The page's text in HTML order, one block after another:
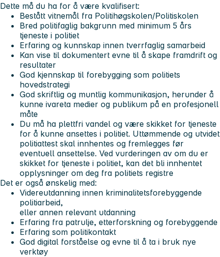
Dette må du ha for å være kvalifisert:
Bestått vitnemål fra Politihøgskolen/Politiskolen
Bred politifaglig bakgrunn med minimum 5 års
tjeneste i politiet
Erfaring og kunnskap innen tverrfaglig samarbeid
Kan vise til dokumentert evne til å skape framdrift og
resultater
God kjennskap til forebygging som politiets
hovedstrategi
God skriftlig og muntlig kommunikasjon, herunder å
kunne ivareta medier og publikum på en profesjonell
måte
Du må ha plettfri vandel og være skikket for tjeneste
for å kunne ansettes i politiet. Uttømmende og utvidet
politiattest skal innhentes og fremlegges før
eventuell ansettelse. Ved vurderingen av om du er
skikket for tjeneste i politiet, kan det bli innhentet
opplysninger om deg fra politiets registre
Det er også ønskelig med:
Videreutdanning innen kriminalitetsforebyggende
politiarbeid,
eller annen relevant utdanning
Erfaring fra patrulje, etterforskning og forebyggende
Erfaring som politikontakt
God digital forståelse og evne til å ta i bruk nye
verktøy